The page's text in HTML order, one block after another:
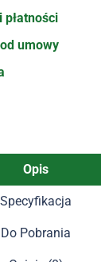
płatności
umowy
Opis
Specyfikacja
Do Pobrania